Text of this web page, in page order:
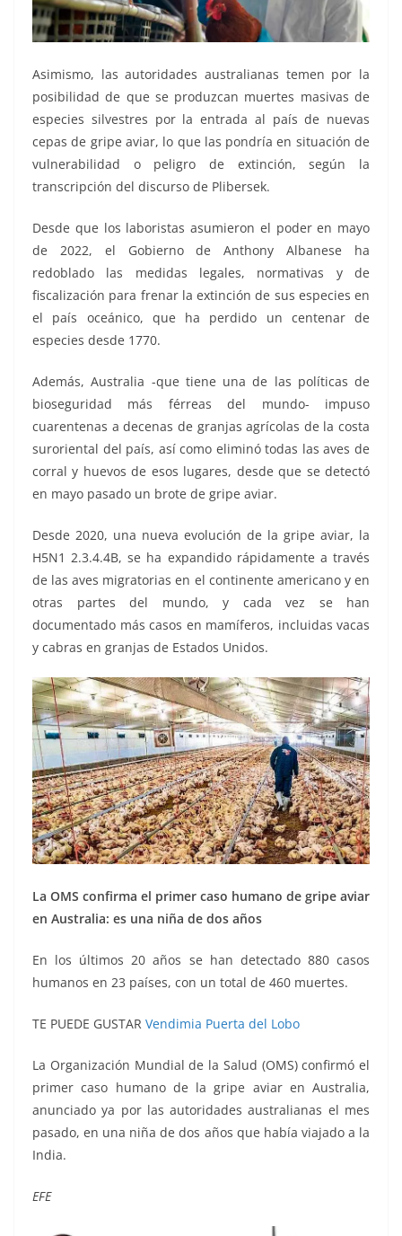
Asimismo, las autoridades australianas temen por la
posibilidad de que se produzcan muertes masivas de
especies silvestres por la entrada al país de nuevas
cepas de gripe aviar, lo que las pondría en situación de
vulnerabilidad o peligro de extinción, según la
transcripción del discurso de Plibersek.
Desde que los laboristas asumieron el poder en mayo
de 2022, el Gobierno de Anthony Albanese ha
redoblado las medidas legales, normativas y de
fiscalización para frenar la extinción de sus especies en
el país oceánico, que ha perdido un centenar de
especies desde 1770.
Además, Australia -que tiene una de las políticas de
bioseguridad más férreas del mundo- impuso
cuarentenas a decenas de granjas agrícolas de la costa
suroriental del país, así como eliminó todas las aves de
corral y huevos de esos lugares, desde que se detectó
en mayo pasado un brote de gripe aviar.
Desde 2020, una nueva evolución de la gripe aviar, la
H5N1 2.3.4.4B, se ha expandido rápidamente a través
de las aves migratorias en el continente americano y en
otras partes del mundo, y cada vez se han
documentado más casos en mamíferos, incluidas vacas
y cabras en granjas de Estados Unidos.
La OMS confirma el primer caso humano de gripe aviar
en Australia: es una niña de dos años
En los últimos 20 años se han detectado 880 casos
humanos en 23 países, con un total de 460 muertes.
TE PUEDE GUSTAR Vendimia Puerta del Lobo
La Organización Mundial de la Salud (OMS) confirmó el
primer caso humano de la gripe aviar en Australia,
anunciado ya por las autoridades australianas el mes
pasado, en una niña de dos años que había viajado a la
India.
EFE